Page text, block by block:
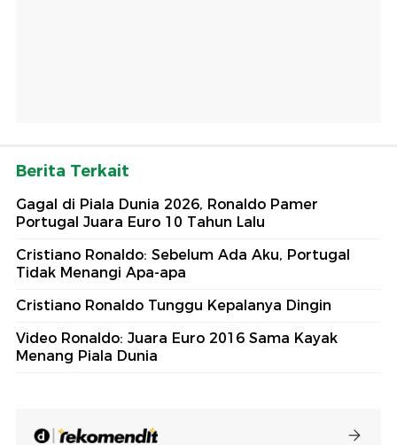
Berita Terkait
Gagal di Piala Dunia 2026, Ronaldo Pamer
Portugal Juara Euro 10 Tahun Lalu
Cristiano Ronaldo: Sebelum Ada Aku, Portugal
Tidak Menangi Apa-apa
Cristiano Ronaldo Tunggu Kepalanya Dingin
Video Ronaldo: Juara Euro 2016 Sama Kayak
Menang Piala Dunia